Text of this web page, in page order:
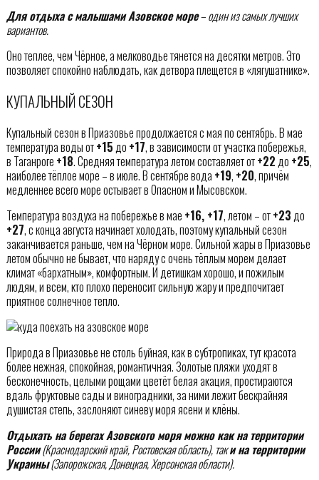
Для отдыха с малышами Азовское море– один из самых лучших
вариантов.
Оно теплее, чем Чёрное, а мелководье тянется на десятки метров. Это
позволяет спокойно наблюдать, как детвора плещется в «лягушатнике».
КУПАЛЬНЫЙ СЕЗОН
Купальный сезон в Приазовье продолжается с мая по сентябрь. В мае
температура воды от+15до +17, в зависимости от участка побережья,
в Таганроге +18. Средняя температура летом составляет от+22до +25,
наиболее тёплое море – в июле. В сентябре вода +19, +20, причём
медленнее всего море остывает в Опасном и Мысовском.
Температура воздуха на побережье в мае +16, +17, летом – от+23до
+27, с конца августа начинает холодать, поэтому купальный сезон
заканчивается раньше, чем на Чёрном море. Сильной жары в Приазовье
летом обычно не бывает, что наряду с очень тёплым морем делает
климат «бархатным», комфортным. И детишкам хорошо, и пожилым
людям, и всем, кто плохо переносит сильную жару и предпочитает
приятное солнечное тепло.
Природа в Приазовье не столь буйная, как в субтропиках, тут красота
более нежная, спокойная, романтичная. Золотые пляжи уходят в
бесконечность, целыми рощами цветёт белая акация, простираются
вдаль фруктовые сады и виноградники, за ними лежит бескрайняя
душистая степь, заслоняют синеву моря ясени и клёны.
Отдыхать на берегах Азовского моря можно как на территории
России(Краснодарский край, Ростовская область), таки на территории
Украины(Запорожская, Донецкая, Херсонская области).